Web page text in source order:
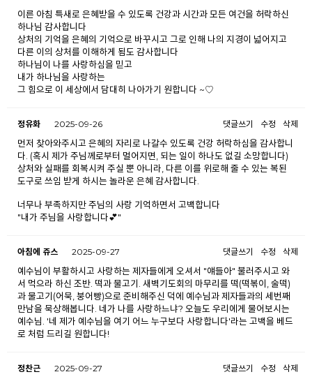
이른 아침 특새로 은혜받을 수 있도록 건강과 시간과 모든 여건을 허락하신
하나님 감사합니다
상처의 기억을 은혜의 기억으로 바꾸시고 그로 인해 나의 지경이 넓어지고
다른 이의 상처를 이해하게 됨도 감사합니다
하나님이 나를 사랑하심을 믿고
내가 하나님을 사랑하는
그 힘으로 이 세상에서 담대히 나아가기 원합니다 ~♡
정유화 2025-09-26 댓글쓰기 수정 삭제
먼저 찾아와주시고 은혜의 자리로 나갈수 있도록 건강 허락하심을 감사합니
다. (혹시 제가 주님께로부터 멀어지면, 되는 일이 하나도 없길 소망합니다)
상처와 실패를 회복시켜 주실 뿐 아니라, 다른 이를 위로해 줄 수 있는 복된
도구로 쓰임 받게 하시는 놀라운 은혜 감사합니다.
너무나 부족하지만 주님의 사랑 기억하면서 고백합니다
"내가 주님을 사랑합니다💕"
아침에 쥬스 2025-09-27 댓글쓰기 수정 삭제
예수님이 부활하시고 사랑하는 제자들에게 오셔서 "얘들아" 불러주시고 와
서 먹으라 하신 조반. 떡과 물고기. 새벽기도회의 마무리를 떡(떡볶이, 술떡)
과 물고기(어묵, 붕어빵)으로 준비해주신 덕에 예수님과 제자들과의 세번째
만남을 묵상해봅니다. 네가 나를 사랑하느냐? 오늘도 우리에게 물어보시는
예수님. '네 제가 예수님을 여기 어느 누구보다 사랑합니다'라는 고백을 베드
로 처럼 드리길 원합니다!
정찬근 2025-09-27 댓글쓰기 수정 삭제